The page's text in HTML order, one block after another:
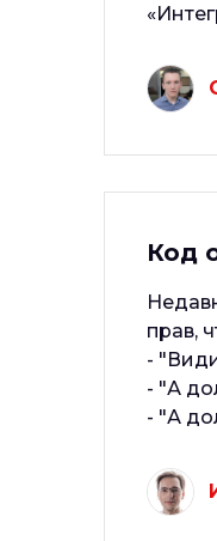
Код
прав,
-
- "А
- "А